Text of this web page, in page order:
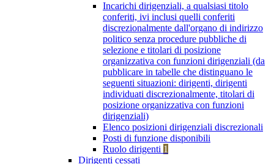
Incarichi dirigenziali, a qualsiasi titolo
conferiti, ivi inclusi quelli conferiti
discrezionalmente dall'organo di indirizzo
politico senza procedure pubbliche di
selezione e titolari di posizione
organizzativa con funzioni dirigenziali (da
pubblicare in tabelle che distinguano le
seguenti situazioni: dirigenti, dirigenti
individuati discrezionalmente, titolari di
posizione organizzativa con funzioni
dirigenziali)
Elenco posizioni dirigenziali discrezionali
Posti di funzione disponibili
Ruolo dirigenti 1
Dirigenti cessati